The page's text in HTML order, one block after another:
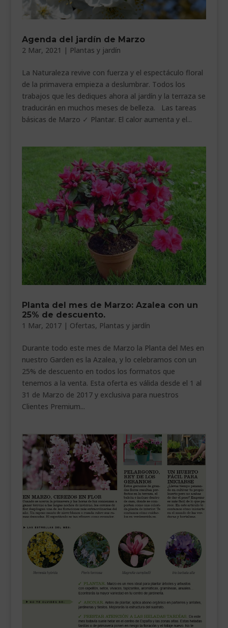
Agenda del jardín de Marzo
2 Mar, 2021 | Plantas y jardín
La Naturaleza revive con fuerza y el espectáculo floral
de la primavera empieza a deslumbrar. Todos los
trabajos que les dediques ahora al jardín y la terraza se
traducirán en muchos meses de belleza. Las tareas
básicas de Marzo ✓ Plantar. El calor aumenta y el...
Planta del mes de Marzo: Azalea con un
25% de descuento.
1 Mar, 2017| Ofertas, Plantas y jardín
Durante todo este mes de Marzo la Planta del Mes en
nuestro Garden es la Azalea, y lo celebramos con un
25% de descuento en todos los formatos que
tenemos a la venta. Esta oferta es válida desde el 1 al
31 de Marzo de 2017 y exclusiva para nuestros
Clientes Premium...